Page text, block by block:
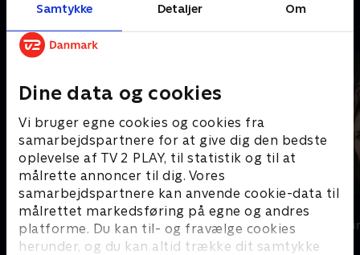
Samtykke Detaljer Om
Dine data og cookies
Vi bruger egne cookies og cookies fra
samarbejdspartnere for at give dig den bedste
oplevelse af TV 2 PLAY, til statistik og til at
målrette annoncer til dig. Vores
samarbejdspartnere kan anvende cookie-data til
målrettet markedsføring på egne og andres
platforme. Du kan til- og fravælge cookies
herunder, og du kan altid trække dit samtykke
Andre så også
Jægerne
Krimi & Spænding • 1 sæsoner
Top Dog
Krimi &